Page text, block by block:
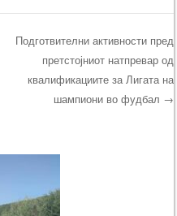
Подготвителни активности пред
претстојниот натпревар од
квалификациите за Лигата на
шампиони во фудбал →